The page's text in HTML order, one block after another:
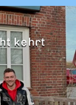
kehrt